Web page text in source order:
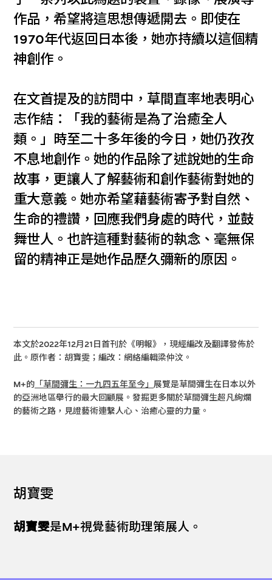
作品，希望將這思想傳遞開去。即使在
1970年代返回日本後，她亦持續以這個精
神創作。
在文首提及的訪問中，草間直率地表明心
志作結：「我的藝術是為了治癒全人
類。」時至二十多年後的今日，她仍孜孜
不息地創作。她的作品除了述說她的生命
故事，更讓人了解藝術和創作藝術對她的
重大意義。她亦希望藉藝術寄予對自然、
生命的禮讚，回應我們身處的時代，並鼓
舞世人。也許這種對藝術的執念、毫無保
留的精神正是她作品歷久彌新的原因。
本文於2022年12月21日首刊於《明報》，現經編改及翻譯發佈於
此。原作者：胡寶雯；編改：網絡編輯梁仲汶。
M+的 「草間彌生：一九四五年至今」展覽是草間彌生在日本以外
的亞洲地區舉行的最大回顧展。發掘更多關於草間彌生超凡絢爛
的藝術之路，見證藝術連繫人心、治癒心靈的力量。
胡寶雯
胡寶雯是M+視覺藝術助理策展人。